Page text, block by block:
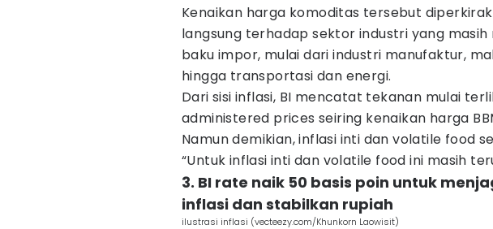
Kenaikan harga komoditas tersebut
langsung terhadap sektor industri yang
baku impor, mulai dari industri manufaktur,
hingga transportasi dan energi.
Dari sisi inflasi, BI mencatat tekanan mulai
administered prices seiring kenaikan harga
Namun demikian, inflasi inti dan volatile food
“Untuk inflasi inti dan volatile food ini masih
3. BI rate naik 50 basis poin untuk
inflasi dan stabilkan rupiah
ilustrasi inflasi (vecteezy.com/Khunkorn Laowisit)